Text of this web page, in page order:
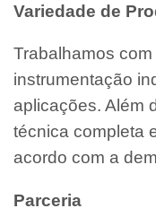
Variedade de
Trabalhamos
instrumentação
aplicações. Além
técnica completa
acordo com a
Parceria